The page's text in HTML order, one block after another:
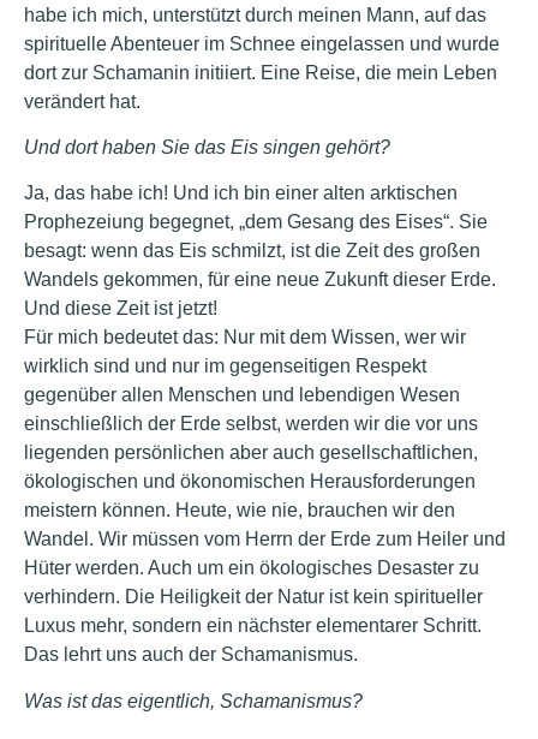
habe ich mich, unterstützt durch meinen Mann, auf das
spirituelle Abenteuer im Schnee eingelassen und wurde
dort zur Schamanin initiiert. Eine Reise, die mein Leben
verändert hat.
Und dort haben Sie das Eis singen gehört?
Ja, das habe ich! Und ich bin einer alten arktischen
Prophezeiung begegnet, „dem Gesang des Eises“. Sie
besagt: wenn das Eis schmilzt, ist die Zeit des großen
Wandels gekommen, für eine neue Zukunft dieser Erde.
Und diese Zeit ist jetzt!
Für mich bedeutet das: Nur mit dem Wissen, wer wir
wirklich sind und nur im gegenseitigen Respekt
gegenüber allen Menschen und lebendigen Wesen
einschließlich der Erde selbst, werden wir die vor uns
liegenden persönlichen aber auch gesellschaftlichen,
ökologischen und ökonomischen Herausforderungen
meistern können. Heute, wie nie, brauchen wir den
Wandel. Wir müssen vom Herrn der Erde zum Heiler und
Hüter werden. Auch um ein ökologisches Desaster zu
verhindern. Die Heiligkeit der Natur ist kein spiritueller
Luxus mehr, sondern ein nächster elementarer Schritt.
Das lehrt uns auch der Schamanismus.
Was ist das eigentlich, Schamanismus?